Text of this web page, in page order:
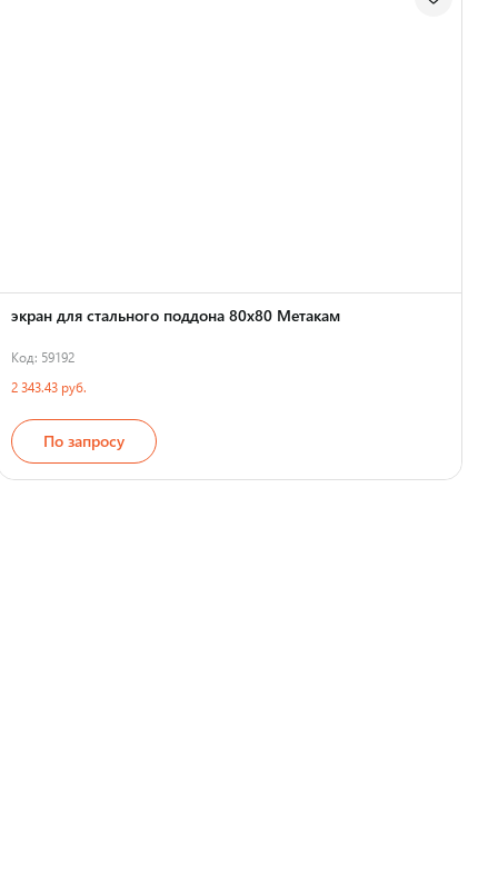
экран для стального поддона 80х80 Метакам
Код: 59192
2 343.43 руб.
По запросу